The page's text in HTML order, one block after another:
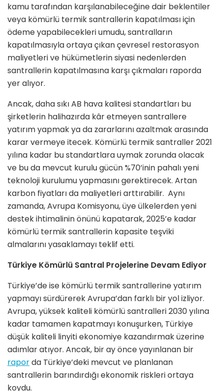
kamu tarafından karşılanabileceğine dair beklentiler
veya kömürlü termik santrallerin kapatılması için
ödeme yapabilecekleri umudu, santralların
kapatılmasıyla ortaya çıkan çevresel restorasyon
maliyetleri ve hükümetlerin siyasi nedenlerden
santrallerin kapatılmasına karşı çıkmaları raporda
yer alıyor.
Ancak, daha sıkı AB hava kalitesi standartları bu
şirketlerin halihazırda kâr etmeyen santrallere
yatırım yapmak ya da zararlarını azaltmak arasında
karar vermeye itecek. Kömürlü termik santraller 2021
yılına kadar bu standartlara uymak zorunda olacak
ve bu da mevcut kurulu gücün %70’inin pahalı yeni
teknoloji kurulumu yapmasını gerektirecek. Artan
karbon fiyatları da maliyetleri arttırabilir. Aynı
zamanda, Avrupa Komisyonu, üye ülkelerden yeni
destek ihtimalinin önünü kapatarak, 2025’e kadar
kömürlü termik santrallerin kapasite teşviki
almalarını yasaklamayı teklif etti.
Türkiye Kömürlü Santral Projelerine Devam Ediyor
Türkiye’de ise kömürlü termik santrallerine yatırım
yapmayı sürdürerek Avrupa’dan farklı bir yol izliyor.
Avrupa, yüksek kaliteli kömürlü santralleri 2030 yılına
kadar tamamen kapatmayı konuşurken, Türkiye
düşük kaliteli linyiti ekonomiye kazandırmak üzerine
adımlar atıyor. Ancak, bir ay önce yayınlanan bir
raporda Türkiye’deki mevcut ve planlanan
santrallerin barındırdığı ekonomik riskleri ortaya
koydu.